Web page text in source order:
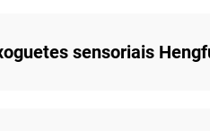
sensoriais